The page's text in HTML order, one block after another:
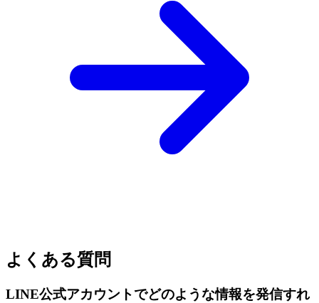
よくある質問
LINE公式アカウントでどのような情報を発信すれ